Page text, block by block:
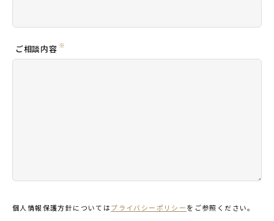
ご相談内容 ※
個人情報保護方針についてはプライバシーポリシーをご参照ください。